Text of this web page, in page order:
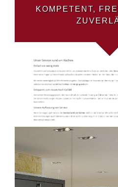
KOMPETENT,